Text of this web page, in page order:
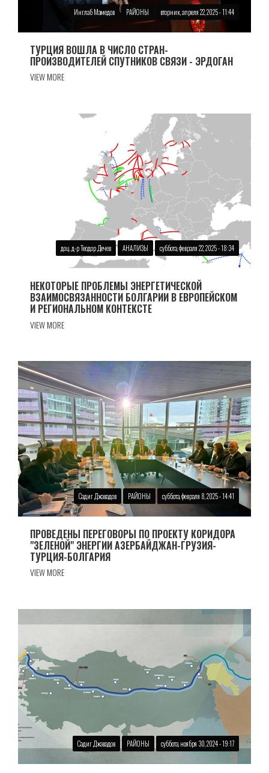
Инглаб Мамедов РАЙОНЫ вторник, апреля 22, 2025 - 11:44
ТУРЦИЯ ВОШЛА В ЧИСЛО СТРАН-
ПРОИЗВОДИТЕЛЕЙ СПУТНИКОВ СВЯЗИ - ЭРДОГАН
VIEW MORE
доц. д-р Теодор Дечев АНАЛИЗЫ суббота, февраля 22, 2025 - 18:34
НЕКОТОРЫЕ ПРОБЛЕМЫ ЭНЕРГЕТИЧЕСКОЙ
ВЗАИМОСВЯЗАННОСТИ БОЛГАРИИ В ЕВРОПЕЙСКОМ
И РЕГИОНАЛЬНОМ КОНТЕКСТЕ
VIEW MORE
Садиг Джавадов РАЙОНЫ суббота, февраля 8, 2025 - 14:41
ПРОВЕДЕНЫ ПЕРЕГОВОРЫ ПО ПРОЕКТУ КОРИДОРА
"ЗЕЛЕНОЙ" ЭНЕРГИИ АЗЕРБАЙДЖАН-ГРУЗИЯ-
ТУРЦИЯ-БОЛГАРИЯ
VIEW MORE
Садиг Джавадов РАЙОНЫ суббота, ноября 30, 2024 - 19:17